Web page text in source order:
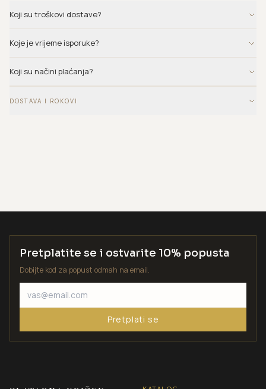
Koji su troškovi dostave?
Koje je vrijeme isporuke?
Koji su načini plaćanja?
DOSTAVA I ROKOVI
Pretplatite se i ostvarite 10% popusta
Dobijte kod za popust odmah na email.
Pretplati se